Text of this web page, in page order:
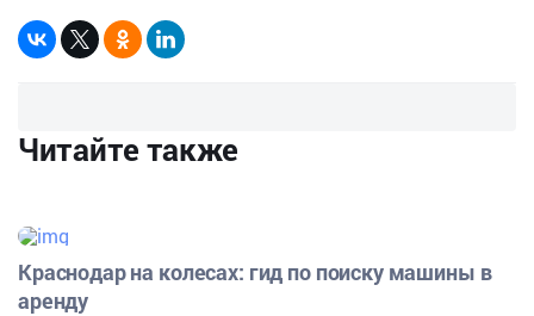
Читайте также
Краснодар на колесах: гид по поиску машины в
аренду